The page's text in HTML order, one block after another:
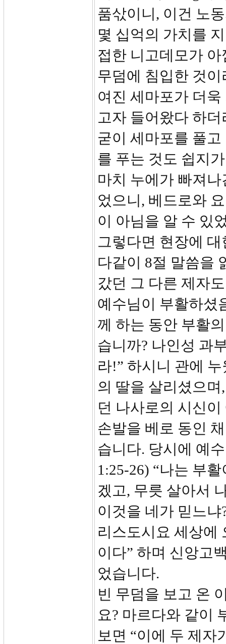
품삯이니, 이건 노
몇 십억의 가치를
접한 니고데모가
무덤에 침입한 것
여진 세마포가 더
고자 들어왔다 하
굳이 세마포를 풀
를 푸는 것도 쉽지
마치 누에가 빠져
었으니, 베드로와
이 아님을 알 수 있
그렇다면 현장에
다같이 8절 말씀을
갔던 그 다른 제자
예수님이 부활하셨
께 하는 동안 부활
습니까? 나인성 과
라!” 하시니 관에
의 딸을 살리셨으
던 나사로의 시신
손발을 베로 동인
습니다. 당시에 예
1:25-26) “나는 부
겠고, 무릇 살아서
이것을 네가 믿느냐
리스도시요 세상에
이다” 하며 신앙고
었습니다.
빈 무덤을 보고 온
요? 마르다와 같이
보면 “이에 두 제자